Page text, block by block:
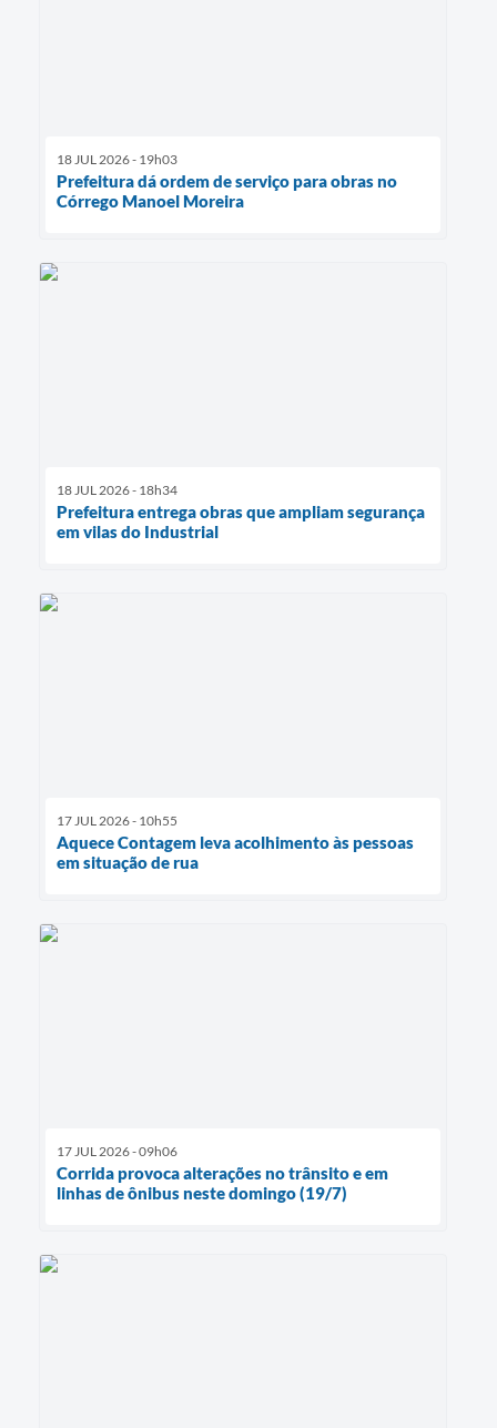
18 JUL 2026 - 19h03
Prefeitura dá ordem de serviço para obras no
Córrego Manoel Moreira
18 JUL 2026 - 18h34
Prefeitura entrega obras que ampliam segurança
em vilas do Industrial
17 JUL 2026 - 10h55
Aquece Contagem leva acolhimento às pessoas
em situação de rua
17 JUL 2026 - 09h06
Corrida provoca alterações no trânsito e em
linhas de ônibus neste domingo (19/7)